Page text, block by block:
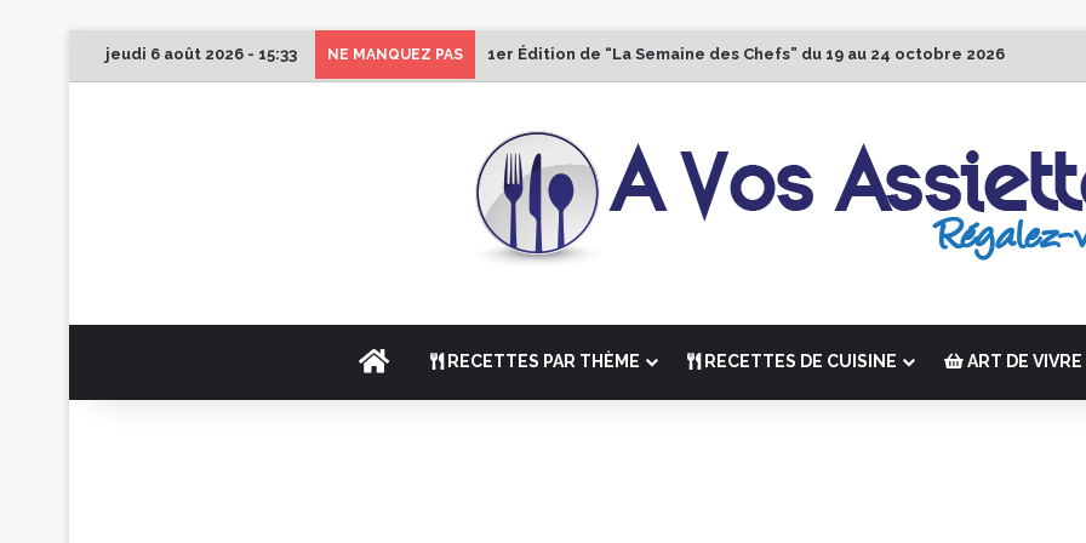
jeudi 6 août 2026 - 15:33 NE MANQUEZ PAS 1er Édition de “La Semaine des Chefs” du 19 au 24 octobre 2026
ACCUEILRECETTES PAR THÈME RECETTES DE CUISINE ART DE VIVRE